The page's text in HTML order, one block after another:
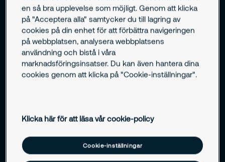
Helhetsleverantör av säkerhet
Skräddarsydda lösningar för varje bransch
Global styrka med lokal expertis
en så bra upplevelse som möjligt. Genom att klicka
på "Acceptera alla" samtycker du till lagring av
cookies på din enhet för att förbättra navigeringen
på webbplatsen, analysera webbplatsens
användning och bistå i våra
marknadsföringsinsatser. Du kan även hantera dina
cookies genom att klicka på "Cookie-inställningar".
Klicka här för att läsa vår cookie-policy
Cookie-inställningar